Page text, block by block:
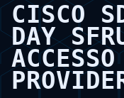
CISCO
DAY